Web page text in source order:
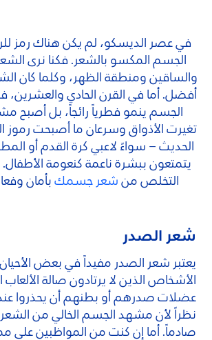
في عصر الديسكو، لم يكن هناك رمز
الجسم المكسو بالشعر. فكنا نرى
والساقين ومنطقة الظهر، وكلما كان
أفضل. أما في القرن الحادي والعشرين،
الجسم ينمو فطرياً رائجاً، بل أصبح
تغيرت الأذواق وسرعان ما أصبحت رموز
الحديث – سواءً لاعبي كرة القدم أو
يتمتعون ببشرة ناعمة كنعومة
التخلص من شعر جسمك بأمان
شعر الصدر
يعتبر شعر الصدر مفيداً في بعض
الأشخاص الذين لا يرتادون صالة الألعاب
عضلات صدرهم أو بطنهم أن يحذروا عند
نظراً لأن مشهد الجسم الخالي من
صادماً. أما إن كنت من المواظبين على